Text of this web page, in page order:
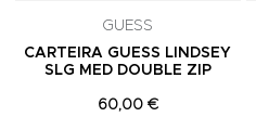
GUESS
CARTEIRA GUESS LINDSEY
SLG MED DOUBLE ZIP
60,00 €